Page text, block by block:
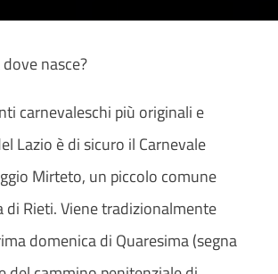
dove nasce?
carnevaleschi più originali e
Lazio è di sicuro il Carnevale
Mirteto, un piccolo comune
di Rieti. Viene tradizionalmente
domenica di Quaresima (segna